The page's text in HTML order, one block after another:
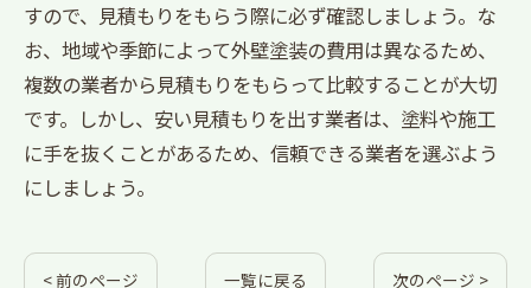
すので、見積もりをもらう際に必ず確認しましょう。な
お、地域や季節によって外壁塗装の費用は異なるため、
複数の業者から見積もりをもらって比較することが大切
です。しかし、安い見積もりを出す業者は、塗料や施工
に手を抜くことがあるため、信頼できる業者を選ぶよう
にしましょう。
< 前のページ 一覧に戻る 次のページ >